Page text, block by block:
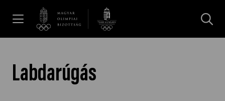
Labdarúgás